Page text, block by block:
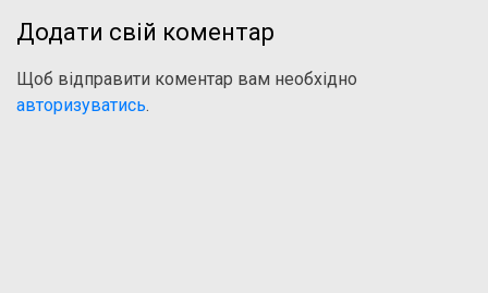
Додати свій коментар
Щоб відправити коментар вам необхідно
авторизуватись.